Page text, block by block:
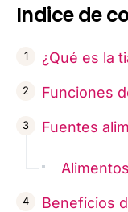
Indice de
¿Qué es la
Funciones
Fuentes
Beneficios